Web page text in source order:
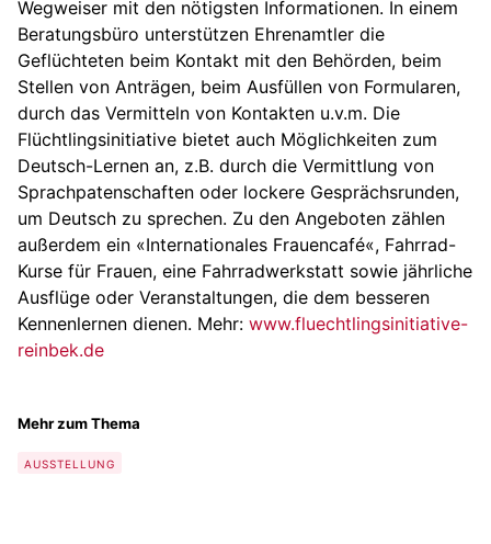
Wegweiser mit den nötigsten Informationen. In einem
Beratungsbüro unterstützen Ehrenamtler die
Geflüchteten beim Kontakt mit den Behörden, beim
Stellen von Anträgen, beim Ausfüllen von Formularen,
durch das Vermitteln von Kontakten u.v.m. Die
Flüchtlingsinitiative bietet auch Möglichkeiten zum
Deutsch-Lernen an, z.B. durch die Vermittlung von
Sprachpatenschaften oder lockere Gesprächsrunden,
um Deutsch zu sprechen. Zu den Angeboten zählen
außerdem ein «Internationales Frauencafé«, Fahrrad-
Kurse für Frauen, eine Fahrradwerkstatt sowie jährliche
Ausflüge oder Veranstaltungen, die dem besseren
Kennenlernen dienen. Mehr: www.fluechtlingsinitiative-
reinbek.de
Mehr zum Thema
AUSSTELLUNG